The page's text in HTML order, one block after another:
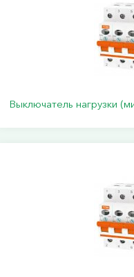
Выключатель нагрузки